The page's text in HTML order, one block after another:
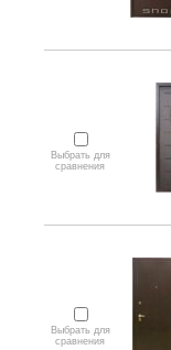
Выбрать для
сравнения
Выбрать для
сравнения